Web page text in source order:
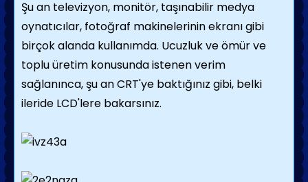
Şu an televizyon, monitör, taşınabilir medya
oynatıcılar, fotoğraf makinelerinin ekranı gibi
birçok alanda kullanımda. Ucuzluk ve ömür ve
toplu üretim konusunda istenen verim
sağlanınca, şu an CRT'ye baktığınız gibi, belki
ileride LCD'lere bakarsınız.